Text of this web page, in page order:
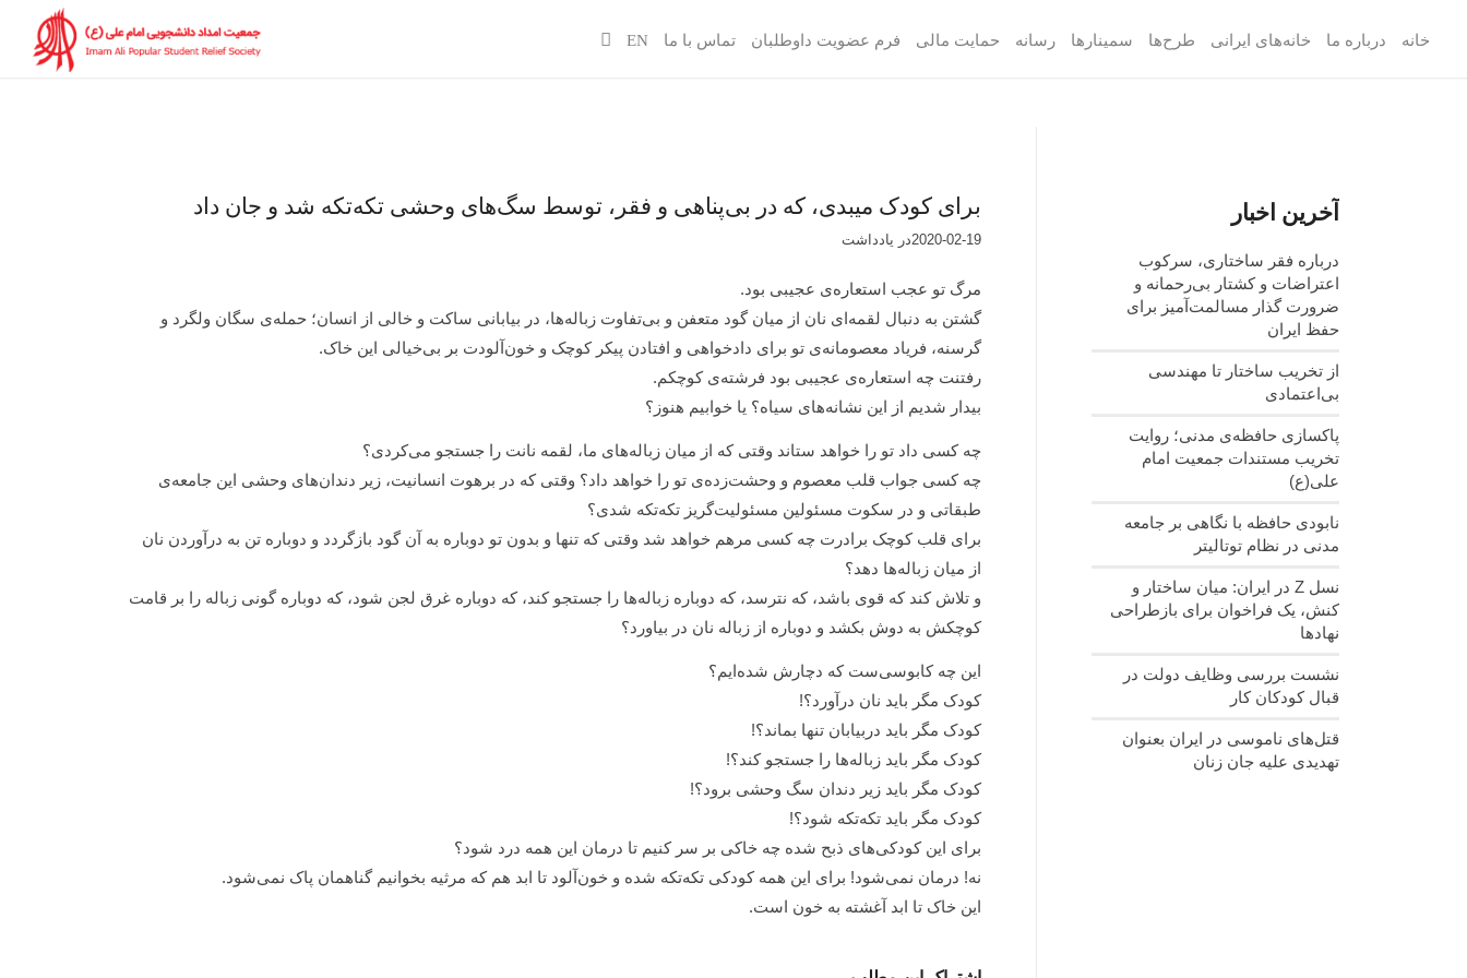
خانه درباره ما خانه‌های ایرانی طرح‌ها سمینارها رسانه حمایت مالی فرم عضویت داوطلبان تماس با ما EN
برای کودک میبدی، که در بی‌پناهی و فقر، توسط سگ‌های وحشی تکه‌تکه شد و جان داد
2020-02-19در یادداشت‌‌‌‌‌‌‌
مرگ تو عجب استعاره‌ی عجیبی بود.
گشتن به دنبال لقمه‌ای نان از میان گود متعفن و بی‌تفاوت زباله‌ها، در بیابانی ساکت و خالی از انسان؛ حمله‌ی سگان ولگرد و
گرسنه، فریاد معصومانه‌ی تو برای دادخواهی و افتادن پیکر کوچک و خون‌آلودت بر بی‌خیالی این خاک.
رفتنت چه استعاره‌ی عجیبی بود فرشته‌ی کوچکم.
بیدار شدیم از این نشانه‌های سیاه؟ یا خوابیم هنوز؟
چه کسی داد تو را خواهد ستاند وقتی که از میان زباله‌های ما، لقمه نانت را جستجو می‌کردی؟
چه کسی جواب قلب معصوم و وحشت‌زده‌ی تو را خواهد داد؟ وقتی که در برهوت انسانیت، زیر دندان‌های وحشی این جامعه‌ی
طبقاتی و در سکوت مسئولین مسئولیت‌گریز تکه‌تکه شدی؟
برای قلب کوچک برادرت چه کسی مرهم خواهد شد وقتی که تنها و بدون تو دوباره به آن گود بازگردد و دوباره تن به درآوردن نان
از میان زباله‌ها دهد؟
و تلاش کند که قوی باشد، که نترسد، که دوباره زباله‌ها را جستجو کند، که دوباره غرق لجن شود، که دوباره گونی زباله را بر قامت
کوچکش به دوش بکشد و دوباره از زباله نان در بیاورد؟
این چه کابوسی‌ست که دچارش شده‌ایم؟
کودک مگر باید نان درآورد؟!
کودک مگر باید دربیابان تنها بماند؟!
کودک مگر باید زباله‌ها را جستجو کند؟!
کودک مگر باید زیر دندان سگ وحشی برود؟!
کودک مگر باید تکه‌تکه شود؟!
برای این کودکی‌های ذبح شده چه خاکی بر سر کنیم تا درمان این همه درد شود؟
نه! درمان نمی‌شود! برای این همه کودکی تکه‌تکه شده و خون‌آلود تا ابد هم که مرثیه بخوانیم گناهمان پاک نمی‌شود.
این خاک تا ابد آغشته به خون است.
آخرین اخبار
درباره فقر ساختاری، سرکوب
اعتراضات و کشتار بی‌رحمانه و
ضرورت گذار مسالمت‌آمیز برای
حفظ ایران
از تخریب ساختار تا مهندسی
بی‌اعتمادی
پاکسازی حافظه‌ی مدنی؛ روایت
تخریب مستندات جمعیت امام
علی(ع)
نابودی حافظه با نگاهی بر جامعه
مدنی در نظام توتالیتر
نسل‌ Z در ایران: میان ساختار و
کنش، یک فراخوان برای بازطراحی
نهادها
نشست بررسی وظایف دولت در
قبال کودکان کار
قتل‌های ناموسی در ایران بعنوان
تهدیدی علیه جان زنان